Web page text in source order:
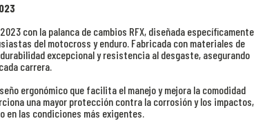
con la palanca de cambios RFX, diseñada específicamente
del motocross y enduro. Fabricada con materiales de
excepcional y resistencia al desgaste, asegurando
carrera.
ergonómico que facilita el manejo y mejora la comodidad
una mayor protección contra la corrosión y los impactos,
en las condiciones más exigentes.